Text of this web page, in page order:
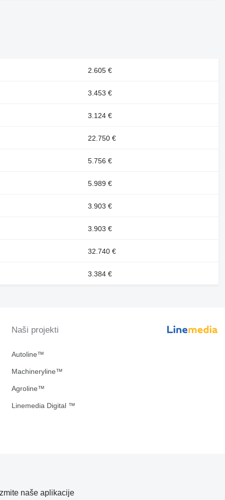
2.605 €
3.453 €
3.124 €
22.750 €
5.756 €
5.989 €
3.903 €
3.903 €
32.740 €
3.384 €
Naši projekti
Autoline™
Machineryline™
Agroline™
Linemedia Digital ™
naše aplikacije